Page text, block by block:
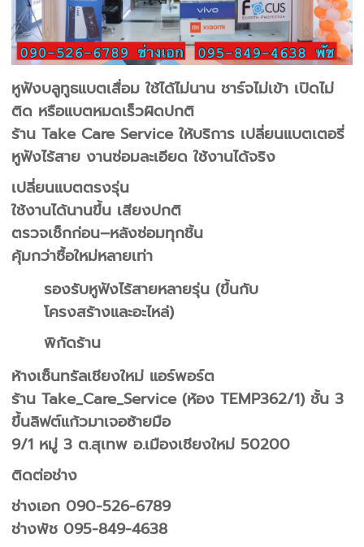
หูฟังบลูทูธแบตเสื่อม ใช้ได้ไม่นาน ชาร์จไม่เข้า เปิดไม่
ติด หรือแบตหมดเร็วผิดปกติ
ร้าน Take Care Service ให้บริการ เปลี่ยนแบตเตอรี่
หูฟังไร้สาย งานซ่อมละเอียด ใช้งานได้จริง
เปลี่ยนแบตตรงรุ่น
ใช้งานได้นานขึ้น เสียงปกติ
ตรวจเช็กก่อน–หลังซ่อมทุกชิ้น
คุ้มกว่าซื้อใหม่หลายเท่า
รองรับหูฟังไร้สายหลายรุ่น (ขึ้นกับ
โครงสร้างและอะไหล่)
พิกัดร้าน
ห้างเซ็นทรัลเชียงใหม่ แอร์พอร์ต
ร้าน Take_Care_Service (ห้อง TEMP362/1) ชั้น 3
ขึ้นลิฟต์แก้วมาเจอซ้ายมือ
9/1 หมู่ 3 ต.สุเทพ อ.เมืองเชียงใหม่ 50200
ติดต่อช่าง
ช่างเอก 090-526-6789
ช่างพัช 095-849-4638